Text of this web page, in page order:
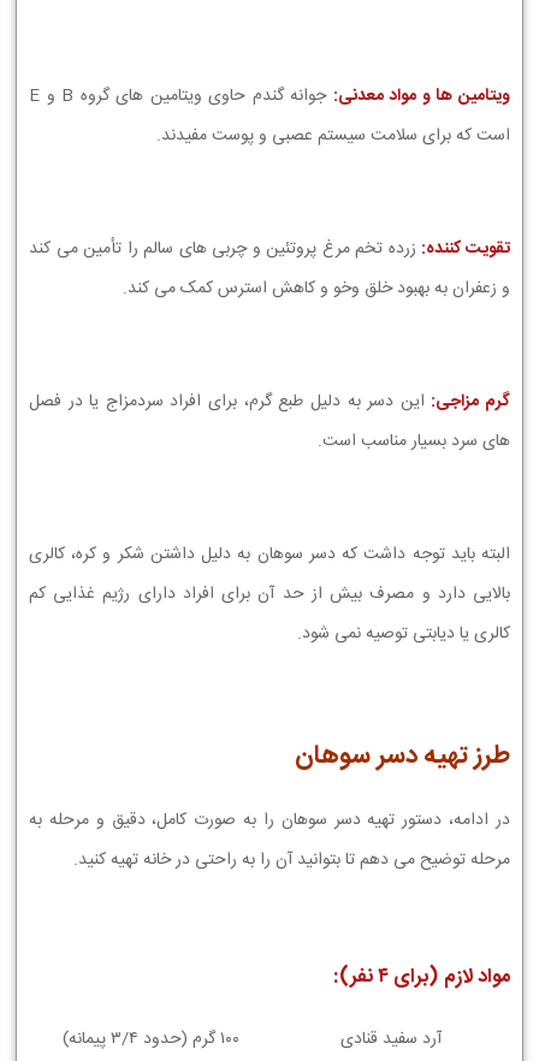
ویتامین ها و مواد معدنی:
جوانه گندم حاوی ویتامین های گروه B و E
است که برای سلامت سیستم عصبی و پوست مفیدند.
تقویت کننده: زرده تخم مرغ پروتئین و چربی های سالم را تأمین می کند
و زعفران به بهبود خلق وخو و کاهش استرس کمک می کند.
گرم مزاجی: این دسر به دلیل طبع گرم، برای افراد سردمزاج یا در فصل
های سرد بسیار مناسب است.
البته باید توجه داشت که دسر سوهان به دلیل داشتن شکر و کره، کالری
بالایی دارد و مصرف بیش از حد آن برای افراد دارای رژیم غذایی کم
کالری یا دیابتی توصیه نمی شود.
طرز تهیه دسر سوهان
در ادامه، دستور تهیه دسر سوهان را به صورت کامل، دقیق و مرحله به
مرحله توضیح می دهم تا بتوانید آن را به راحتی در خانه تهیه کنید.
مواد لازم (برای ۴ نفر):
آرد سفید قنادی
۱۰۰ گرم (حدود ۳/۴ پیمانه)